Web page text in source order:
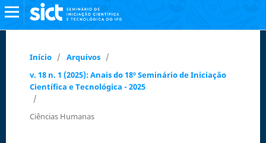
Início / Arquivos /
v. 18 n. 1 (2025): Anais do 18º Seminário de Iniciação
Científica e Tecnológica - 2025
/
Ciências Humanas